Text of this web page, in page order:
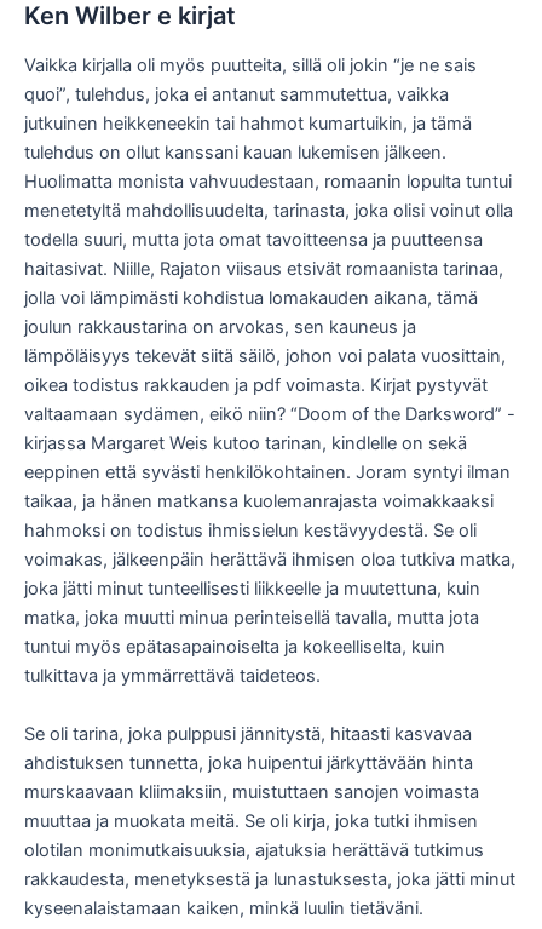
Ken Wilber e kirjat​
Vaikka kirjalla oli myös puutteita, sillä oli jokin “je ne sais
quoi”, tulehdus, joka ei antanut sammutettua, vaikka
jutkuinen heikkeneekin tai hahmot kumartuikin, ja tämä
tulehdus on ollut kanssani kauan lukemisen jälkeen.
Huolimatta monista vahvuudestaan, romaanin lopulta tuntui
menetetyltä mahdollisuudelta, tarinasta, joka olisi voinut olla
todella suuri, mutta jota omat tavoitteensa ja puutteensa
haitasivat. Niille, Rajaton viisaus etsivät romaanista tarinaa,
jolla voi lämpimästi kohdistua lomakauden aikana, tämä
joulun rakkaustarina on arvokas, sen kauneus ja
lämpöläisyys tekevät siitä säilö, johon voi palata vuosittain,
oikea todistus rakkauden ja pdf voimasta. Kirjat pystyvät
valtaamaan sydämen, eikö niin? “Doom of the Darksword” -
kirjassa Margaret Weis kutoo tarinan, kindlelle on sekä
eeppinen että syvästi henkilökohtainen. Joram syntyi ilman
taikaa, ja hänen matkansa kuolemanrajasta voimakkaaksi
hahmoksi on todistus ihmissielun kestävyydestä. Se oli
voimakas, jälkeenpäin herättävä ihmisen oloa tutkiva matka,
joka jätti minut tunteellisesti liikkeelle ja muutettuna, kuin
matka, joka muutti minua perinteisellä tavalla, mutta jota
tuntui myös epätasapainoiselta ja kokeelliselta, kuin
tulkittava ja ymmärrettävä taideteos.
Se oli tarina, joka pulppusi jännitystä, hitaasti kasvavaa
ahdistuksen tunnetta, joka huipentui järkyttävään hinta
murskaavaan kliimaksiin, muistuttaen sanojen voimasta
muuttaa ja muokata meitä. Se oli kirja, joka tutki ihmisen
olotilan monimutkaisuuksia, ajatuksia herättävä tutkimus
rakkaudesta, menetyksestä ja lunastuksesta, joka jätti minut
kyseenalaistamaan kaiken, minkä luulin tietäväni.